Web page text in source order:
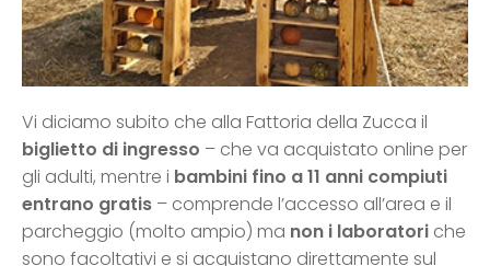
Vi diciamo subito che alla Fattoria della Zucca il
biglietto di ingresso – che va acquistato online per
gli adulti, mentre i bambini fino a 11 anni compiuti
entrano gratis – comprende l’accesso all’area e il
parcheggio (molto ampio) ma non i laboratori che
sono facoltativi e si acquistano direttamente sul